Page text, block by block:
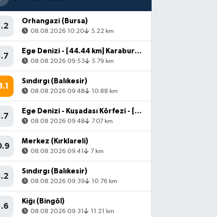
Orhangazi (Bursa)
08.08.2026 10:20 5.22 km
Ege Denizi - [44.44 km] Karaburun (İzmir)
08.08.2026 09:53 5.79 km
Sındırgı (Balıkesir)
08.08.2026 09:48 10.88 km
Ege Denizi - Kuşadası Körfezi - [15.63 km] Söke (Aydın)
08.08.2026 09:48 7.07 km
Merkez (Kırklareli)
08.08.2026 09:41 7 km
Sındırgı (Balıkesir)
08.08.2026 09:39 10.76 km
Kiğı (Bingöl)
08.08.2026 09:31 11.21 km